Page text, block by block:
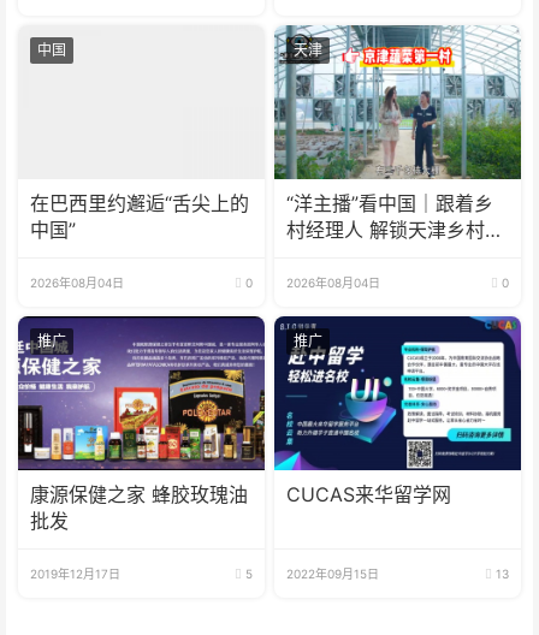
中国
在巴西里约邂逅“舌尖上的
中国”
2026年08月04日 0
天津
“洋主播”看中国｜跟着乡
村经理人 解锁天津乡村振
2026年08月04日 0
推广
康源保健之家 蜂胶玫瑰油
批发
2019年12月17日 5
推广
CUCAS来华留学网
2022年09月15日 13